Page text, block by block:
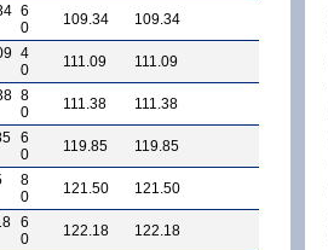
6
0
109.34 109.34
4
0
111.09 111.09
8
0
111.38 111.38
6
0
119.85 119.85
8
0
121.50 121.50
6
0
122.18 122.18